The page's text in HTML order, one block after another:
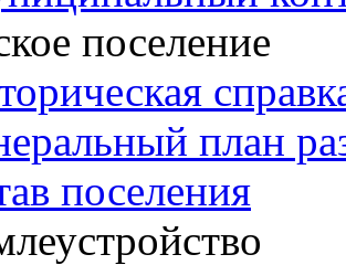
поселение
план
поселения